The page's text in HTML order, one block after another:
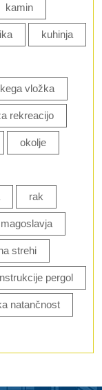
kamin
kuhinja
vložka
rekreacijo
okolje
rak
strehi
pergol
natančnost